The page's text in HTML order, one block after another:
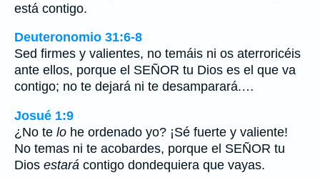
está contigo.
Deuteronomio 31:6-8
Sed firmes y valientes, no temáis ni os aterroricéis
ante ellos, porque el SEÑOR tu Dios es el que va
contigo; no te dejará ni te desamparará.…
Josué 1:9
¿No te lo he ordenado yo? ¡Sé fuerte y valiente!
No temas ni te acobardes, porque el SEÑOR tu
Dios estará contigo dondequiera que vayas.